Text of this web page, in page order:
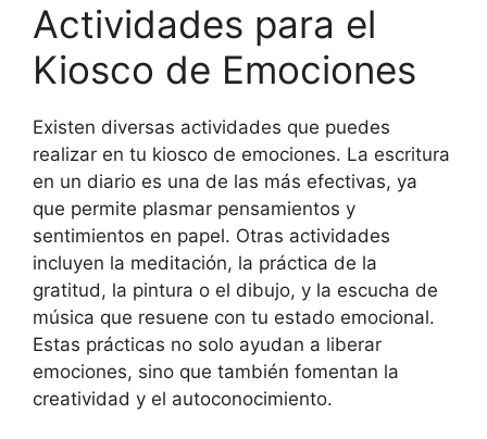
Actividades para el
Kiosco de Emociones
Existen diversas actividades que puedes
realizar en tu kiosco de emociones. La escritura
en un diario es una de las más efectivas, ya
que permite plasmar pensamientos y
sentimientos en papel. Otras actividades
incluyen la meditación, la práctica de la
gratitud, la pintura o el dibujo, y la escucha de
música que resuene con tu estado emocional.
Estas prácticas no solo ayudan a liberar
emociones, sino que también fomentan la
creatividad y el autoconocimiento.